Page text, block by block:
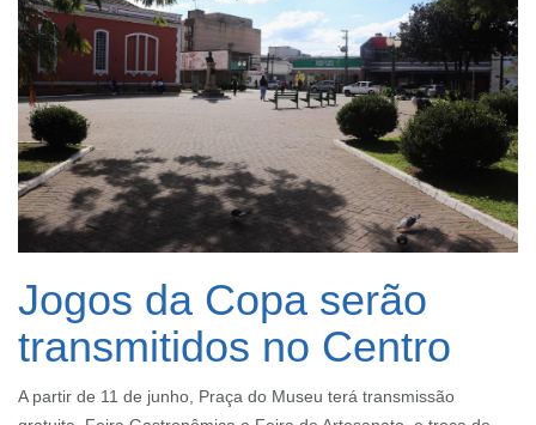
Jogos da Copa serão
transmitidos no Centro
A partir de 11 de junho, Praça do Museu terá transmissão